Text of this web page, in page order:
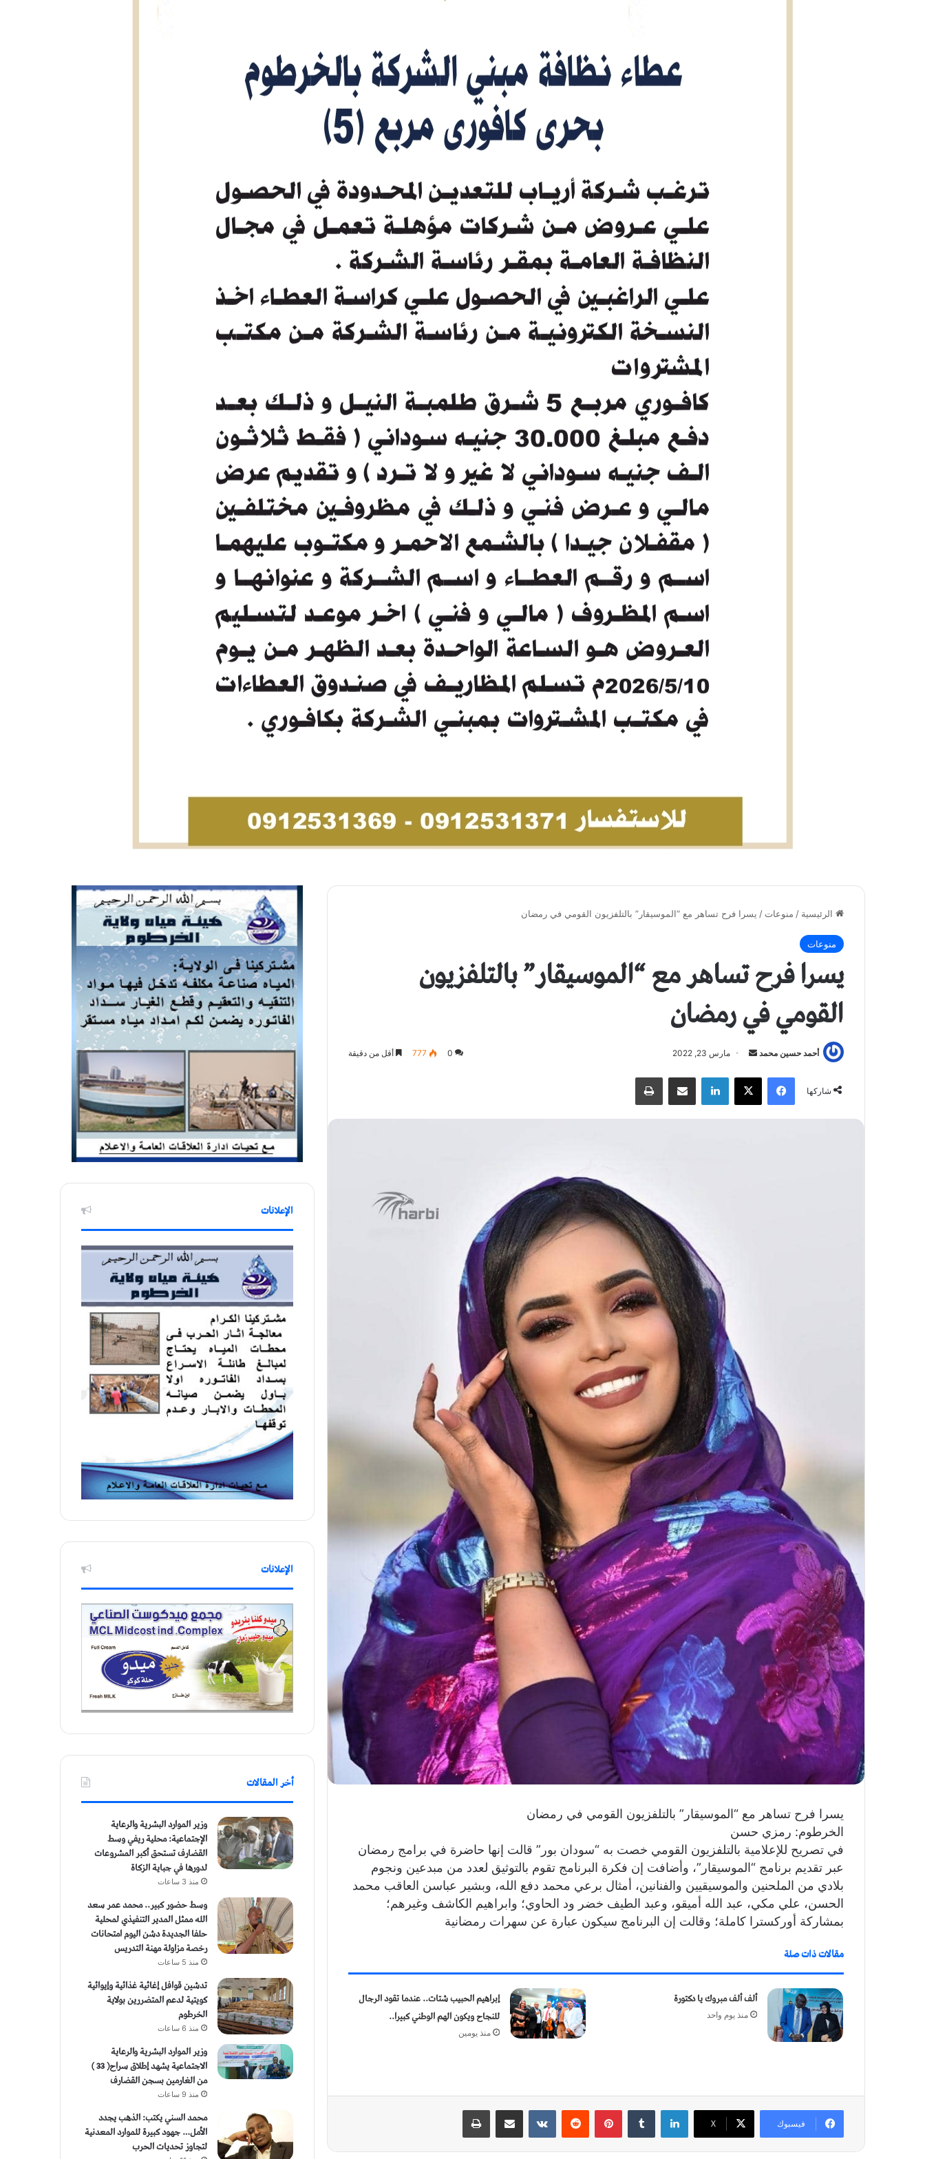
الرئيسية / منوعات / يسرا فرح تساهر مع “الموسيقار” بالتلفزيون القومي في رمضان
منوعات
يسرا فرح تساهر مع “الموسيقار” بالتلفزيون
القومي في رمضان
أحمد حسين محمد
س
ب
مارس 23, 2022 0
777 أقل من دقيقة
شاركها
فيسبوك لينكدإن
يسرا فرح تساهر مع “الموسيقار” بالتلفزيون القومي في رمضان
الخرطوم: رمزي حسن
في تصريح للإعلامية بالتلفزيون القومي خصت به “سودان بور” قالت إنها حاضرة في برامج رمضان
عبر تقديم برنامج “الموسيقار”، وأضافت إن فكرة البرنامج تقوم بالتوثيق لعدد من مبدعين ونجوم
بلادي من الملحنين والموسيقيين والفنانين، أمثال برعي محمد دفع الله، وبشير عباسن العاقب محمد
الحسن، علي مكي، عبد الله أميقو، وعبد الطيف خضر ود الحاوي؛ وابراهيم الكاشف وغيرهم؛
بمشاركة أوركسترا كاملة؛ وقالت إن البرنامج سيكون عبارة عن سهرات رمضانية
مقالات ذات صلة
ألف ألف مبروك يا دكتورة
منذ يوم واحد
إبراهيم الحبيب شتات.. عندما تقود الرجال
للنجاح ويكون الهم الوطني كبيرا..
منذ يومين
فيسبوك X
لينكدإن بينتيريست
الإعلانات
الإعلانات
أخر المقالات
وزير الموارد البشرية والرعاية
الإجتماعية: محلية ريفي وسط
القضارف تستحق أكبر المشروعات
لدورها في جباية الزكاة
منذ 3 ساعات
وسط حضور كبير.. محمد عمر سعد
الله ممثل المدير التنفيذي لمحلية
حلفا الجديدة دشن اليوم امتحانات
رخصة مزاولة مهنة التدريس
منذ 5 ساعات
تدشين قوافل إغاثية غذائية وإيوائية
كويتية لدعم المتضررين بولاية
الخرطوم
منذ 6 ساعات
وزير الموارد البشرية والرعاية
الاجتماعية يشهد إطلاق سراح( 33 )
من الغارمين بسجن القضارف
منذ 9 ساعات
محمد السني يكتب: الذهب يجدد
الأمل… جهود كبيرة للموارد المعدنية
لتجاوز تحديات الحرب